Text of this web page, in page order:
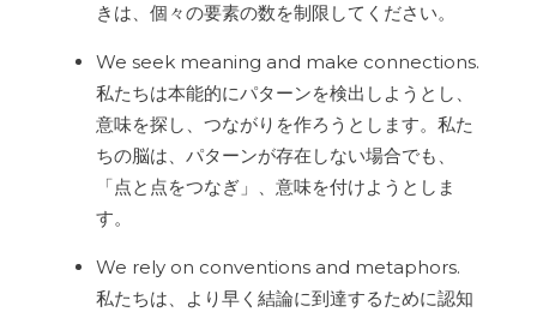
きは、個々の要素の数を制限してください。
We seek meaning and make connections.
私たちは本能的にパターンを検出しようとし、
意味を探し、つながりを作ろうとします。私た
ちの脳は、パターンが存在しない場合でも、
「点と点をつなぎ」、意味を付けようとしま
す。
We rely on conventions and metaphors.
私たちは、より早く結論に到達するために認知